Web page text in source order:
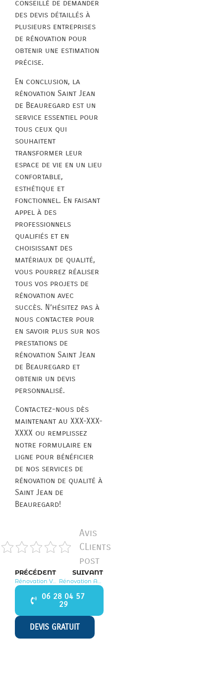
conseillé de demander
des devis détaillés à
plusieurs entreprises
de rénovation pour
obtenir une estimation
précise.
En conclusion, la
rénovation Saint Jean
de Beauregard est un
service essentiel pour
tous ceux qui
souhaitent
transformer leur
espace de vie en un lieu
confortable,
esthétique et
fonctionnel. En faisant
appel à des
professionnels
qualifiés et en
choisissant des
matériaux de qualité,
vous pourrez réaliser
tous vos projets de
rénovation avec
succès. N’hésitez pas à
nous contacter pour
en savoir plus sur nos
prestations de
rénovation Saint Jean
de Beauregard et
obtenir un devis
personnalisé.
Contactez-nous dès
maintenant au XXX-XXX-
XXXX ou remplissez
notre formulaire en
ligne pour bénéficier
de nos services de
rénovation de qualité à
Saint Jean de
Beauregard!
Avis
CLients
post
PRÉCÉDENT
Rénovation Vayres sur Essonne 91820
SUIVANT
Rénovation Asnières sur Oise 95270
06 28 04 57
29
DEVIS GRATUIT